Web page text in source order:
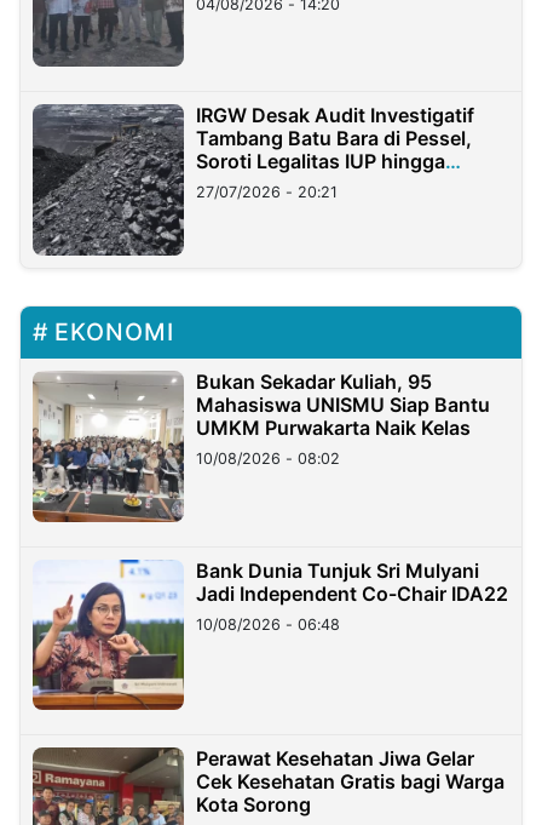
04/08/2026 - 14:20
IRGW Desak Audit Investigatif
Tambang Batu Bara di Pessel,
Soroti Legalitas IUP hingga
Stockpile
27/07/2026 - 20:21
EKONOMI
Bukan Sekadar Kuliah, 95
Mahasiswa UNISMU Siap Bantu
UMKM Purwakarta Naik Kelas
10/08/2026 - 08:02
Bank Dunia Tunjuk Sri Mulyani
Jadi Independent Co-Chair IDA22
10/08/2026 - 06:48
Perawat Kesehatan Jiwa Gelar
Cek Kesehatan Gratis bagi Warga
Kota Sorong